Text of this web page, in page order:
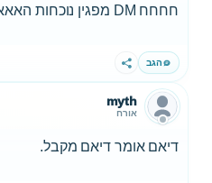
חחחח DM מפגין נוכחות האאא
הגב שתף
myth
אורח
דיאם אומר דיאם מקבל.